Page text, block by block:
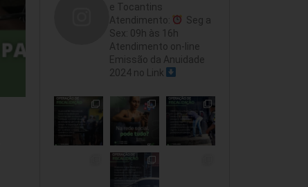
e Tocantins
Atendimento:
Seg a
Sex: 09h às 16h
Atendimento on-line
Emissão da Anuidade
2024 no Link